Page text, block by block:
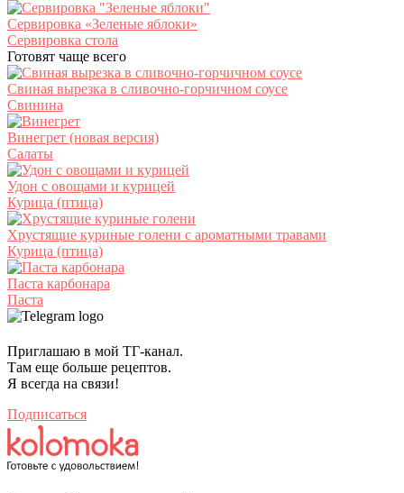
Сервировка «Зеленые яблоки»
Сервировка стола
Готовят чаще всего
Свиная вырезка в сливочно-горчичном соусе
Свинина
Винегрет (новая версия)
Салаты
Удон с овощами и курицей
Курица (птица)
Хрустящие куриные голени с ароматными травами
Курица (птица)
Паста карбонара
Паста
Приглашаю в мой ТГ-канал.
Там еще больше рецептов.
Я всегда на связи!
Подписаться